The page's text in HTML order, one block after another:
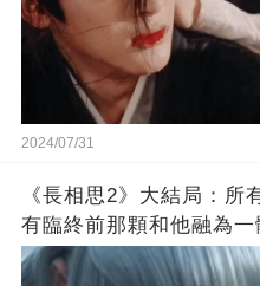
2024/07/31
《長相思2》大結局：所
有臨終前那顆和他融為
思」的真相